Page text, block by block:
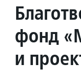
фонд
и